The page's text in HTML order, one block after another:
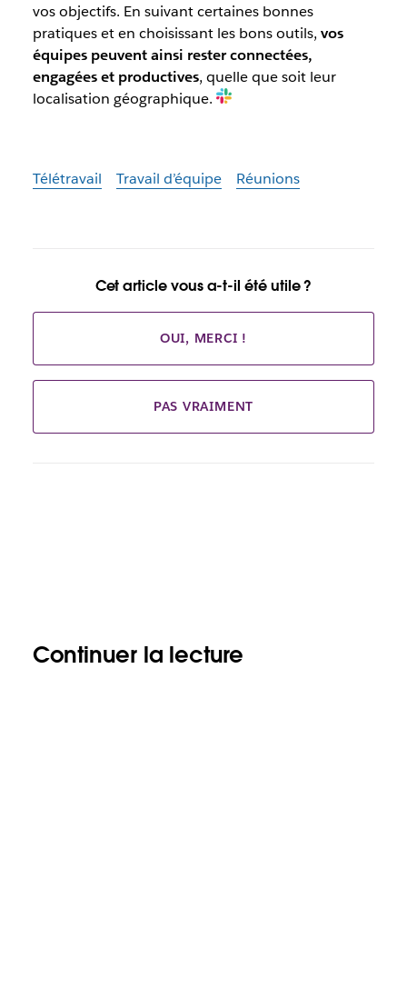
vos objectifs. En suivant certaines bonnes
pratiques et en choisissant les bons outils, vos
équipes peuvent ainsi rester connectées,
engagées et productives, quelle que soit leur
localisation géographique.
Télétravail Travail d’équipe Réunions
Cet article vous a-t-il été utile ?
OUI, MERCI !
PAS VRAIMENT
Continuer la lecture